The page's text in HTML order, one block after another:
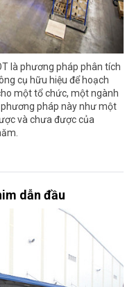
là phương pháp phân tích
cụ hữu hiệu để hoạch
một tổ chức, một ngành
pháp này như một
và chưa được của
dẫn đầu